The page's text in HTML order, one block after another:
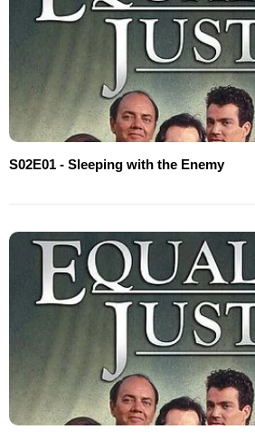
S02E01 - Sleeping with the Enemy